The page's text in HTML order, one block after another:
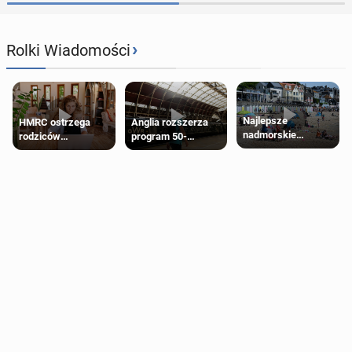
Rolki Wiadomości›
HMRC ostrzega
rodziców
pobierających Child
Anglia rozszerza
program 50-
procentowych
Najlepsze
nadmorskie
miasteczko blisko